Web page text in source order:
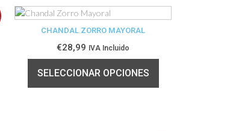
CHANDAL ZORRO MAYORAL
€28,99 IVA Incluido
SELECCIONAR OPCIONES